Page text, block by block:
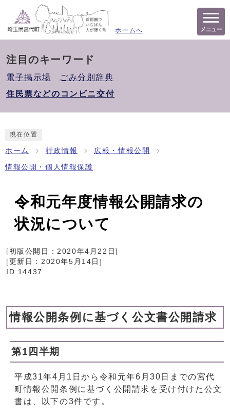
ホームへ メニュー
注目のキーワード
電子掲示場
ごみ分別辞典
住民票などのコンビニ交付
現在位置
ホーム 行政情報 広報・情報公開
情報公開・個人情報保護
令和元年度情報公開請求の
状況について
[初版公開日：2020年4月22日]
[更新日： 2020年5月14日 ]
ID:14437
情報公開条例に基づく公文書公開請求
第1四半期
平成31年4月1日から令和元年6月30日までの宮代
町情報公開条例に基づく公開請求を受け付けた公文
書は、以下の3件です。